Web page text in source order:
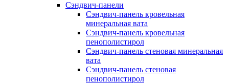
Сэндвич-панели
Сэндвич-панель кровельная
минеральная вата
Сэндвич-панель кровельная
пенополистирол
Сэндвич-панель стеновая минеральная
вата
Сэндвич-панель стеновая
пенополистирол